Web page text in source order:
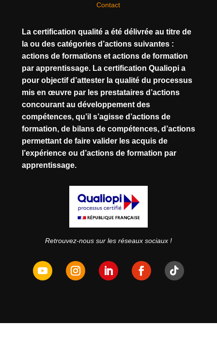
Contact
La certification qualité a été délivrée au titre de
la ou des catégories d’actions suivantes :
actions de formations et actions de formation
par apprentissage. La certification Qualiopi a
pour objectif d’attester la qualité du processus
mis en œuvre par les prestataires d’actions
concourant au développement des
compétences, qu’il s’agisse d’actions de
formation, de bilans de compétences, d’actions
permettant de faire valider les acquis de
l’expérience ou d’actions de formation par
apprentissage.
Retrouvez-nous sur les réseaux sociaux !